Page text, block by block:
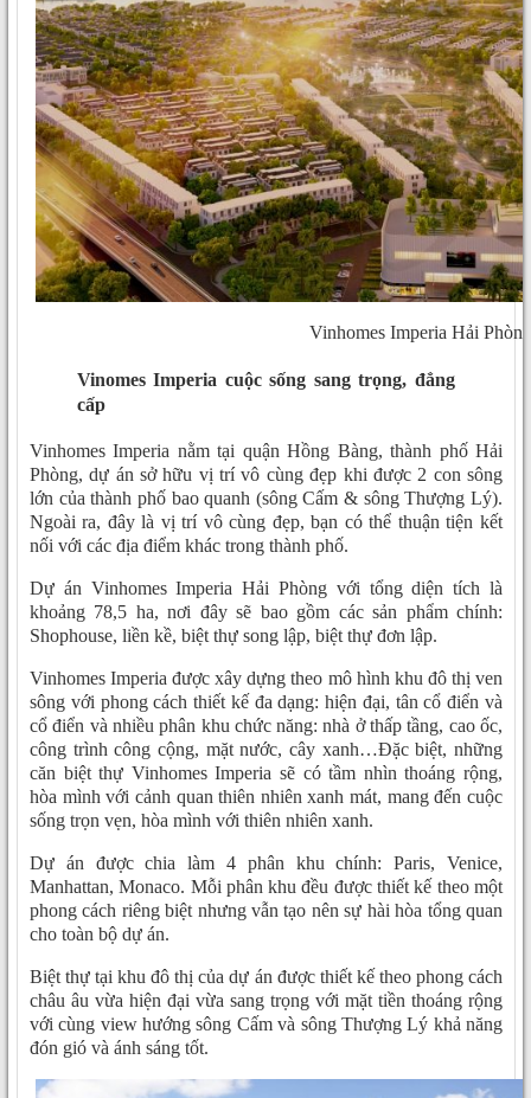
Vinhomes Imperia Hải Phòng
Vinomes Imperia cuộc sống sang trọng, đẳng
cấp
Vinhomes Imperia nằm tại quận Hồng Bàng, thành phố Hải
Phòng, dự án sở hữu vị trí vô cùng đẹp khi được 2 con sông
lớn của thành phố bao quanh (sông Cấm & sông Thượng Lý).
Ngoài ra, đây là vị trí vô cùng đẹp, bạn có thể thuận tiện kết
nối với các địa điểm khác trong thành phố.
Dự án Vinhomes Imperia Hải Phòng với tổng diện tích là
khoảng 78,5 ha, nơi đây sẽ bao gồm các sản phẩm chính:
Shophouse, liền kề, biệt thự song lập, biệt thự đơn lập.
Vinhomes Imperia được xây dựng theo mô hình khu đô thị ven
sông với phong cách thiết kế đa dạng: hiện đại, tân cổ điển và
cổ điển và nhiều phân khu chức năng: nhà ở thấp tầng, cao ốc,
công trình công cộng, mặt nước, cây xanh…Đặc biệt, những
căn biệt thự Vinhomes Imperia sẽ có tầm nhìn thoáng rộng,
hòa mình với cảnh quan thiên nhiên xanh mát, mang đến cuộc
sống trọn vẹn, hòa mình với thiên nhiên xanh.
Dự án được chia làm 4 phân khu chính: Paris, Venice,
Manhattan, Monaco. Mỗi phân khu đều được thiết kế theo một
phong cách riêng biệt nhưng vẫn tạo nên sự hài hòa tổng quan
cho toàn bộ dự án.
Biệt thự tại khu đô thị của dự án được thiết kế theo phong cách
châu âu vừa hiện đại vừa sang trọng với mặt tiền thoáng rộng
với cùng view hướng sông Cấm và sông Thượng Lý khả năng
đón gió và ánh sáng tốt.